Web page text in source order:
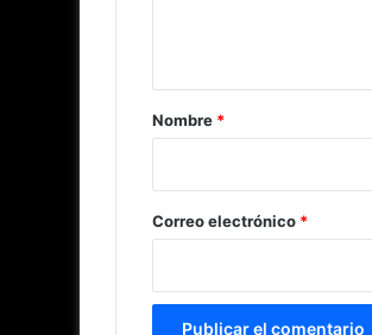
r
*
Nombre *
Correo electrónico *